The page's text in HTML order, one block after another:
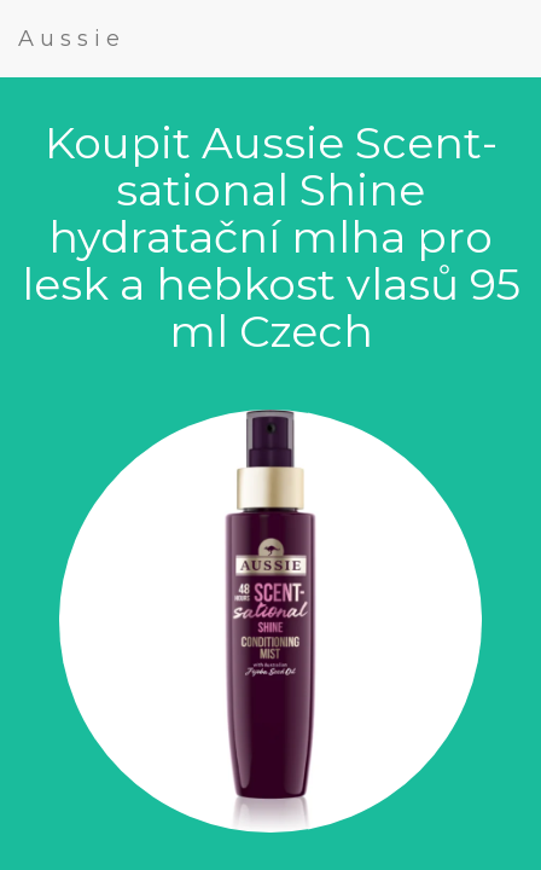
Aussie
Koupit Aussie Scent-
sational Shine
hydratační mlha pro
lesk a hebkost vlasů 95
ml Czech